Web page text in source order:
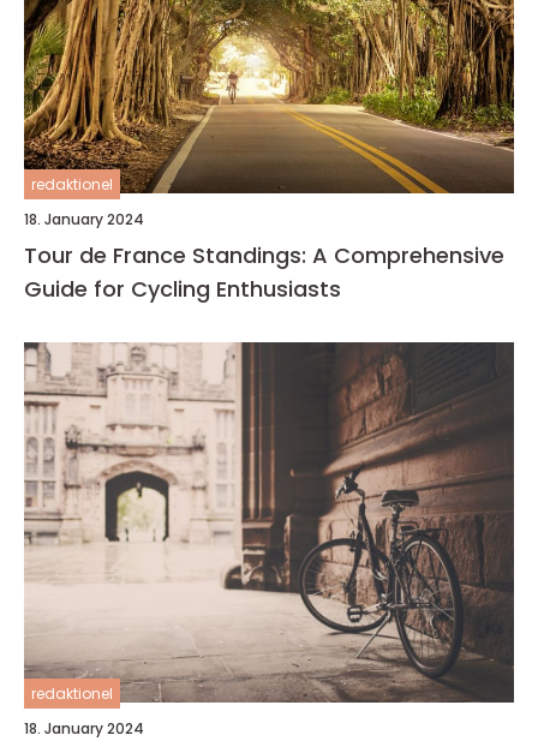
redaktionel
18. January 2024
Tour de France Standings: A Comprehensive
Guide for Cycling Enthusiasts
redaktionel
18. January 2024